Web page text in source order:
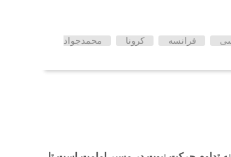
فرانسه کرونا
محمدجواد